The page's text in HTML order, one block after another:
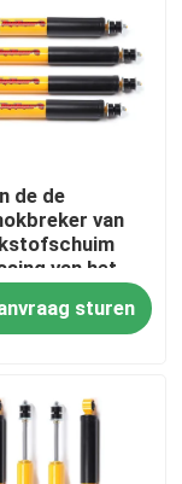
de de
van
van het
Materiële 9
sturen